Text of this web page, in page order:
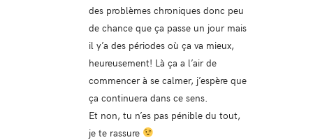
des problèmes chroniques donc peu
de chance que ça passe un jour mais
il y’a des périodes où ça va mieux,
heureusement! Là ça a l’air de
commencer à se calmer, j’espère que
ça continuera dans ce sens.
Et non, tu n’es pas pénible du tout,
je te rassure